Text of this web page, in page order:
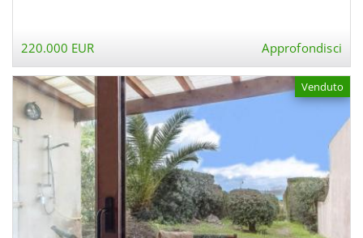
220.000 EUR Approfondisci
Venduto